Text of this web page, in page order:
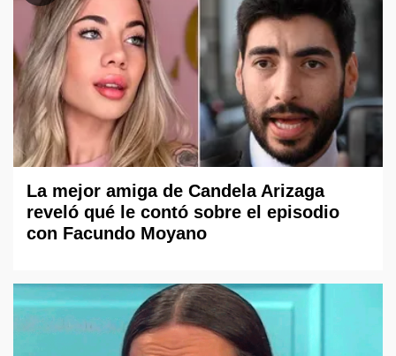
La mejor amiga de Candela Arizaga
reveló qué le contó sobre el episodio
con Facundo Moyano